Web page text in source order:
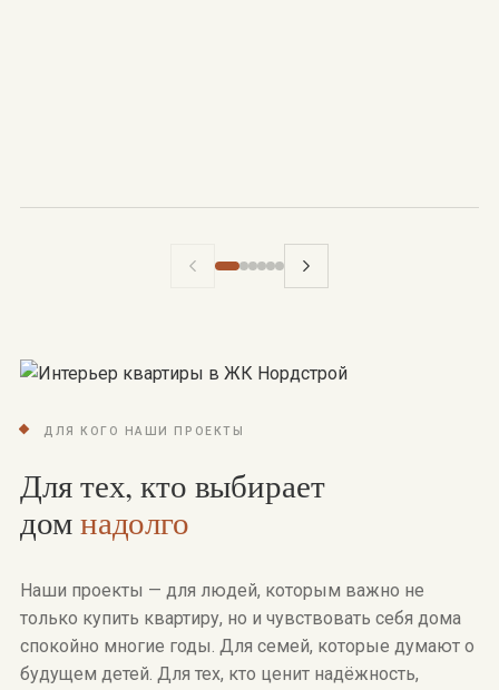
ДЛЯ КОГО НАШИ ПРОЕКТЫ
Для тех, кто выбирает
домнадолго
Наши проекты — для людей, которым важно не
только купить квартиру, но и чувствовать себя дома
спокойно многие годы. Для семей, которые думают о
будущем детей. Для тех, кто ценит надёжность,